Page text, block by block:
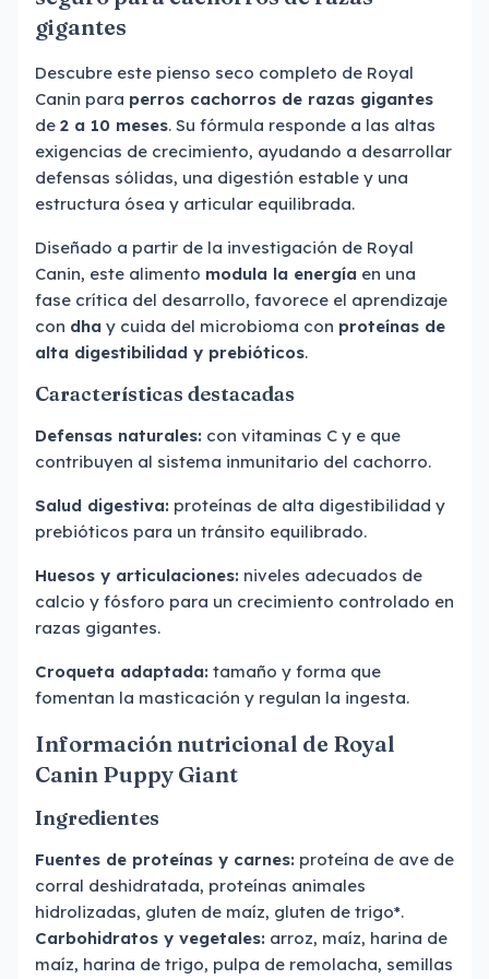
gigantes
Descubre este pienso seco completo de Royal
Canin para perros cachorros de razas gigantes
de 2 a 10 meses. Su fórmula responde a las altas
exigencias de crecimiento, ayudando a desarrollar
defensas sólidas, una digestión estable y una
estructura ósea y articular equilibrada.
Diseñado a partir de la investigación de Royal
Canin, este alimento modula la energía en una
fase crítica del desarrollo, favorece el aprendizaje
con dha y cuida del microbioma con proteínas de
alta digestibilidad y prebióticos.
Características destacadas
Defensas naturales: con vitaminas C y e que
contribuyen al sistema inmunitario del cachorro.
Salud digestiva: proteínas de alta digestibilidad y
prebióticos para un tránsito equilibrado.
Huesos y articulaciones: niveles adecuados de
calcio y fósforo para un crecimiento controlado en
razas gigantes.
Croqueta adaptada: tamaño y forma que
fomentan la masticación y regulan la ingesta.
Información nutricional de Royal
Canin Puppy Giant
Ingredientes
Fuentes de proteínas y carnes: proteína de ave de
corral deshidratada, proteínas animales
hidrolizadas, gluten de maíz, gluten de trigo*.
Carbohidratos y vegetales: arroz, maíz, harina de
maíz, harina de trigo, pulpa de remolacha, semillas